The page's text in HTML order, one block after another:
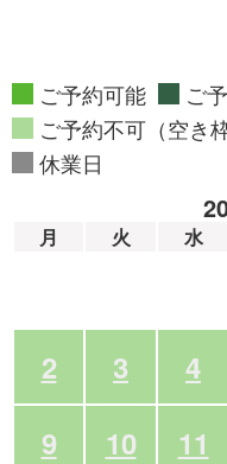
ご予約可能
ご
ご予約不可（空き
休業日
月 火 水
2
3 4
9
10 11